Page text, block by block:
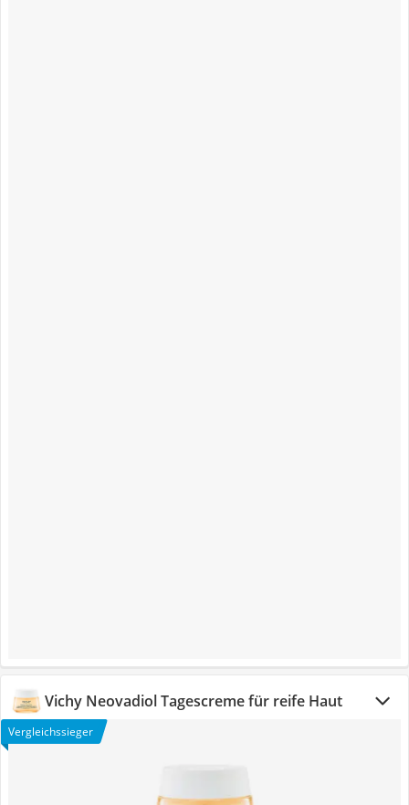
Vichy Neovadiol Tagescreme für reife Haut
Vergleichssieger